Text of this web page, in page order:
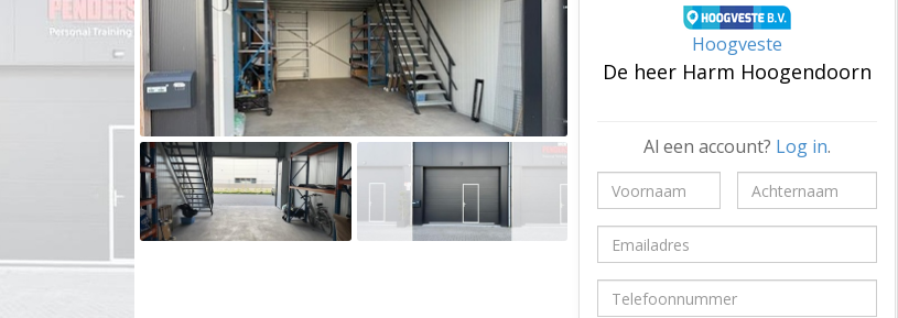
Hoogveste
De heer Harm Hoogendoorn
Al een account? Log in.